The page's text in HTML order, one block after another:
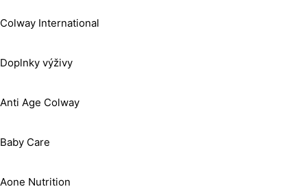
Colway International
Doplnky výživy
Anti Age Colway
Baby Care
Aone Nutrition